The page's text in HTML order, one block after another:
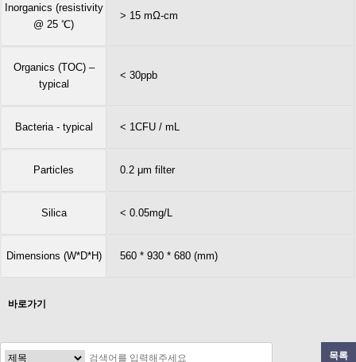
Inorganics (resistivity
@ 25 ℃)
> 15 mΩ-cm
Organics (TOC) –
typical
< 30ppb
Bacteria - typical < 1CFU / mL
Particles 0.2 μm filter
Silica < 0.05mg/L
Dimensions (W*D*H) 560 * 930 * 680 (mm)
바로가기
목록